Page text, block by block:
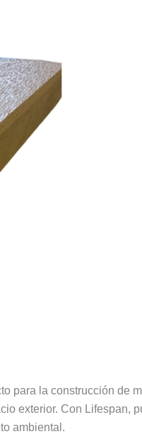
para la construcción de
exterior. Con Lifespan,
ambiental.